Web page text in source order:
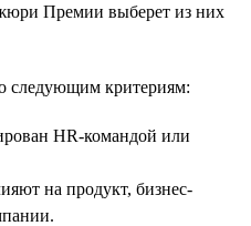
Премии выберет из них
следующим критериям:
HR-командой или
на продукт, бизнес-